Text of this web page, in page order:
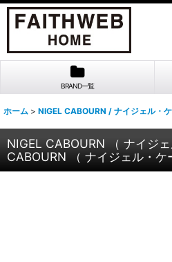
BRAND一覧
ホーム > NIGEL CABOURN / ナイジェル・
NIGEL CABOURN （ ナイジ
CABOURN （ ナイジェル・